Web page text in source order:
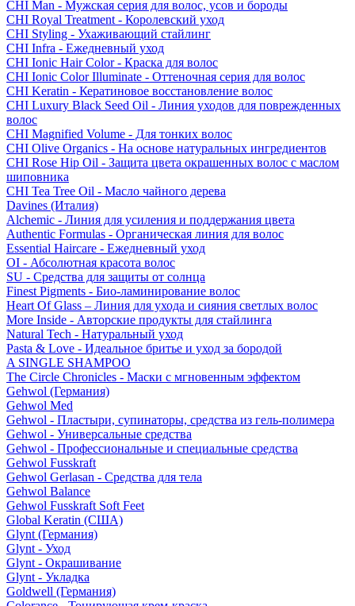
CHI Man - Мужская серия для волос, усов и бороды
CHI Royal Treatment - Королевский уход
CHI Styling - Ухаживающий стайлинг
CHI Infra - Ежедневный уход
CHI Ionic Hair Color - Краска для волос
CHI Ionic Color Illuminate - Оттеночная серия для волос
CHI Keratin - Кератиновое восстановление волос
CHI Luxury Black Seed Oil - Линия уходов для поврежденных
волос
CHI Magnified Volume - Для тонких волос
CHI Olive Organics - На основе натуральных ингредиентов
CHI Rose Hip Oil - Защита цвета окрашенных волос с маслом
шиповника
CHI Tea Tree Oil - Масло чайного дерева
Davines (Италия)
Alchemic - Линия для усиления и поддержания цвета
Authentic Formulas - Органическая линия для волос
Essential Haircare - Eжедневный уход
OI - Абсолютная красота волос
SU - Средства для защиты от солнца
Finest Pigments - Био-ламинирование волос
Heart Of Glass – Линия для ухода и сияния светлых волос
More Inside - Авторские продукты для стайлинга
Natural Tech - Натуральный уход
Pasta & Love - Идеальное бритье и уход за бородой
A SINGLE SHAMPOO
The Circle Chronicles - Маски с мгновенным эффектом
Gehwol (Германия)
Gehwol Med
Gehwol - Пластыри, супинаторы, средства из гель-полимера
Gehwol - Универсальные средства
Gehwol - Профессиональные и специальные средства
Gehwol Fusskraft
Gehwol Gerlasan - Средства для тела
Gehwol Balance
Gehwol Fusskraft Soft Feet
Global Keratin (США)
Glynt (Германия)
Glynt - Уход
Glynt - Окрашивание
Glynt - Укладка
Goldwell (Германия)